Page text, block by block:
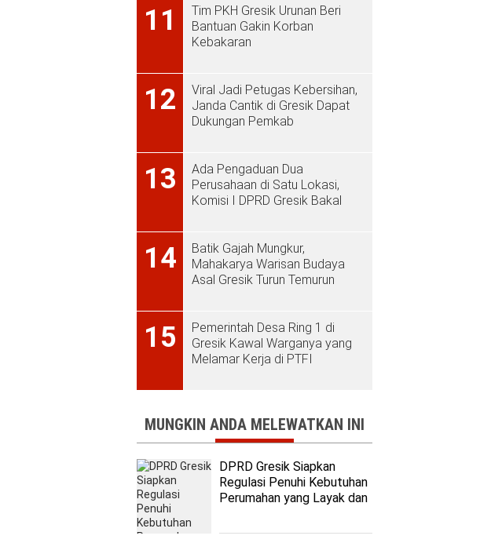
11
Tim PKH Gresik Urunan Beri
Bantuan Gakin Korban
Kebakaran
12
Viral Jadi Petugas Kebersihan,
Janda Cantik di Gresik Dapat
Dukungan Pemkab
13
Ada Pengaduan Dua
Perusahaan di Satu Lokasi,
Komisi I DPRD Gresik Bakal
14
Batik Gajah Mungkur,
Mahakarya Warisan Budaya
Asal Gresik Turun Temurun
15
Pemerintah Desa Ring 1 di
Gresik Kawal Warganya yang
Melamar Kerja di PTFI
MUNGKIN ANDA MELEWATKAN INI
DPRD Gresik Siapkan
Regulasi Penuhi Kebutuhan
Perumahan yang Layak dan